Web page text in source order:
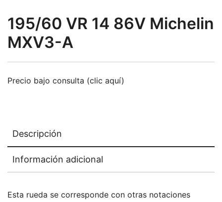
195/60 VR 14 86V Michelin
MXV3-A
Precio bajo consulta (clic aquí)
Descripción
Información adicional
Esta rueda se corresponde con otras notaciones